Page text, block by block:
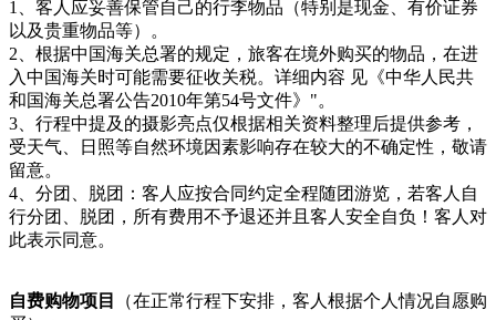
1、客人应妥善保管自己的行李物品（特别是现金、有价证券
以及贵重物品等）。
2、根据中国海关总署的规定，旅客在境外购买的物品，在进
入中国海关时可能需要征收关税。详细内容 见《中华人民共
和国海关总署公告2010年第54号文件》"。
3、行程中提及的摄影亮点仅根据相关资料整理后提供参考，
受天气、日照等自然环境因素影响存在较大的不确定性，敬请
留意。
4、分团、脱团：客人应按合同约定全程随团游览，若客人自
行分团、脱团，所有费用不予退还并且客人安全自负！客人对
此表示同意。
自费购物项目
（在正常行程下安排，客人根据个人情况自愿购